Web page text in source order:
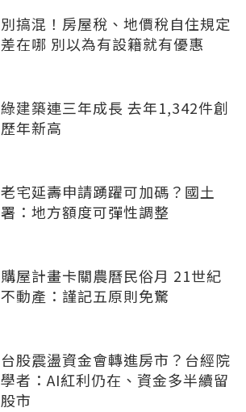
別搞混！房屋稅、地價稅自住規定
差在哪 別以為有設籍就有優惠
綠建築連三年成長 去年1,342件創
歷年新高
老宅延壽申請踴躍可加碼？國土
署：地方額度可彈性調整
購屋計畫卡關農曆民俗月 21世紀
不動產：謹記五原則免驚
台股震盪資金會轉進房市？台經院
學者：AI紅利仍在、資金多半續留
股市